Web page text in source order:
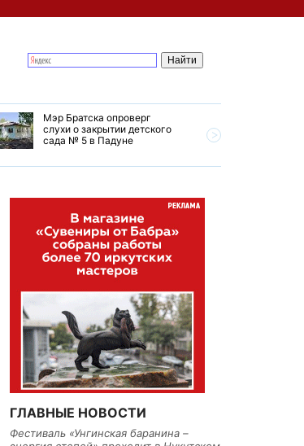
Мэр Братска опроверг
слухи о закрытии детского
сада № 5 в Падуне
ГЛАВНЫЕ НОВОСТИ
Фестиваль «Унгинская баранина –